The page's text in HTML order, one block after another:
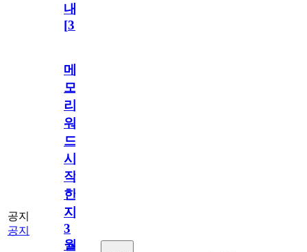
내
[31
공지
공지
메
모
리
워
드
시
작
한
지
3
월